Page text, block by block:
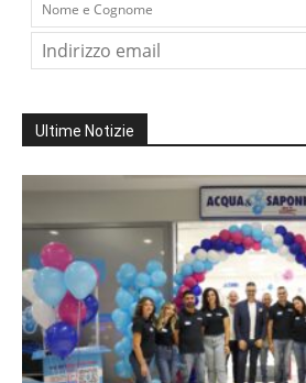
Ultime Notizie